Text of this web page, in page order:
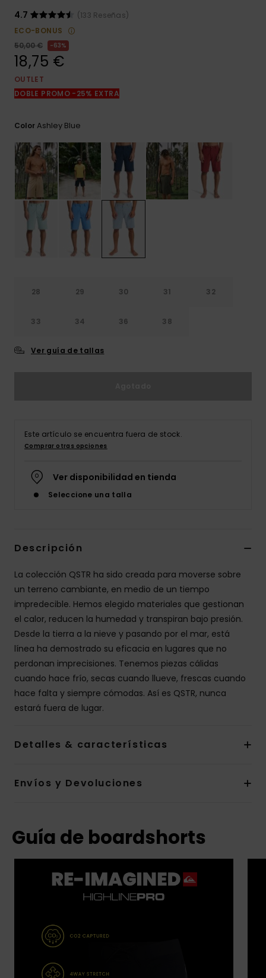
respuestas a
las preguntas
contacto.
4.7
(133 Reseñas)
ECO-BONUS
50,00 €
63%
18,75 €
OUTLET
DOBLE PROMO -25% EXTRA
ColorAshley Blue
28 29 30 31 32
33 34 36 38
Ver guía de tallas
Este artículo se encuentra fuera de stock.
Comprar otras opciones
Ver disponibilidad en tienda
Seleccione una talla
Descripción
La colección QSTR ha sido creada para moverse sobre
un terreno cambiante, en medio de un tiempo
impredecible. Hemos elegido materiales que gestionan
el calor, reducen la humedad y transpiran bajo presión.
Desde la tierra a la nieve y pasando por el mar, está
línea ha demostrado su eficacia en lugares que no
perdonan imprecisiones. Tenemos piezas cálidas
cuando hace frío, secas cuando llueve, frescas cuando
hace falta y siempre cómodas. Así es QSTR, nunca
estará fuera de lugar.
Detalles & características
Envíos y Devoluciones
Guía de boardshorts